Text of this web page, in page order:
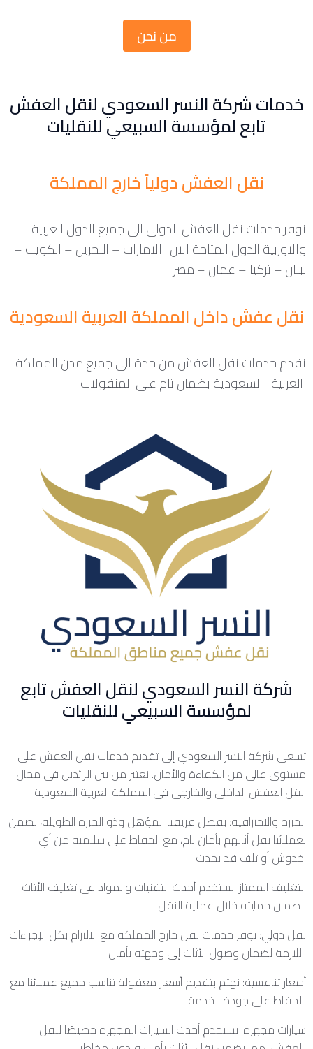
من نحن
خدمات شركة النسر السعودي لنقل العفش
تابع لمؤسسة السبيعي للنقليات
نقل العفش دولياً خارج المملكة
نوفر خدمات نقل العفش الدولى الى جميع الدول العربية
والاوربية الدول المتاحة الان : الامارات – البحرين – الكويت –
لبنان – تركيا – عمان – مصر
نقل عفش داخل المملكة العربية السعودية
نقدم خدمات نقل العفش من جدة الى جميع مدن المملكة
شركة النسر السعودي لنقل العفش تابع
لمؤسسة السبيعي للنقليات
تسعى شركة النسر السعودي إلى تقديم خدمات نقل العفش على
مستوى عالي من الكفاءة والأمان. نعتبر من بين الرائدين في مجال
نقل العفش الداخلي والخارجي في المملكة العربية السعودية.
الخبرة والاحترافية: بفضل فريقنا المؤهل وذو الخبرة الطويلة، نضمن
لعملائنا نقل أثاثهم بأمان تام، مع الحفاظ على سلامته من أي
خدوش أو تلف قد يحدث.
التغليف الممتاز: نستخدم أحدث التقنيات والمواد في تغليف الأثاث
لضمان حمايته خلال عملية النقل.
نقل دولي: نوفر خدمات نقل خارج المملكة مع الالتزام بكل الإجراءات
اللازمة لضمان وصول الأثاث إلى وجهته بأمان.
أسعار تنافسية: نهتم بتقديم أسعار معقولة تناسب جميع عملائنا مع
الحفاظ على جودة الخدمة.
سيارات مجهزة: نستخدم أحدث السيارات المجهزة خصيصًا لنقل